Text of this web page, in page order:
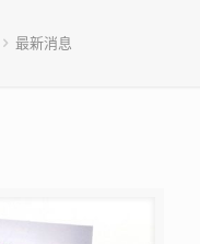
最新消息